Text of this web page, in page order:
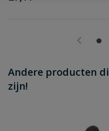
Andere producten
zijn!